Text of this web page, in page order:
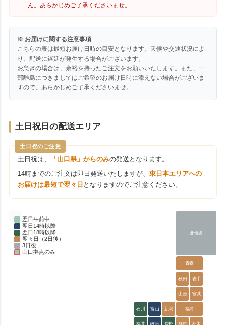
ん。あらかじめご了承くださいませ。
※ お届けに関する注意事項
こちらの表は最短お届け日時の目安となります。天候や交通状況によ
り、配送に遅延が発生する場合がございます。
お急ぎの場合は、余裕を持ったご注文をお願いいたします。また、一
部離島につきましてはご希望のお届け日時に添えない場合がございま
すので、あらかじめご了承くださいませ。
土日祝日の配送エリア
土日祝のご注意
土日祝は、 「山口県」からのみの発送となります。
14時までのご注文は即日発送いたしますが、東日本エリアへの
お届けは最短で翌々日 となりますのでご注意ください。
翌日午前中
翌日14時以降
翌日18時以降
翌々日（2日後）
3日後
山口拠点のみ
北海道
青森
秋田 岩手
山形 宮城
福島
新潟
群馬 栃木
石川
福井 長野
富山
岐阜